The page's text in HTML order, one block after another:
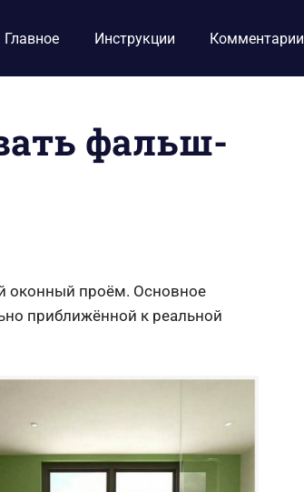
Главное Инструкции Комментарии
фальш-
оконный проём. Основное
приближённой к реальной